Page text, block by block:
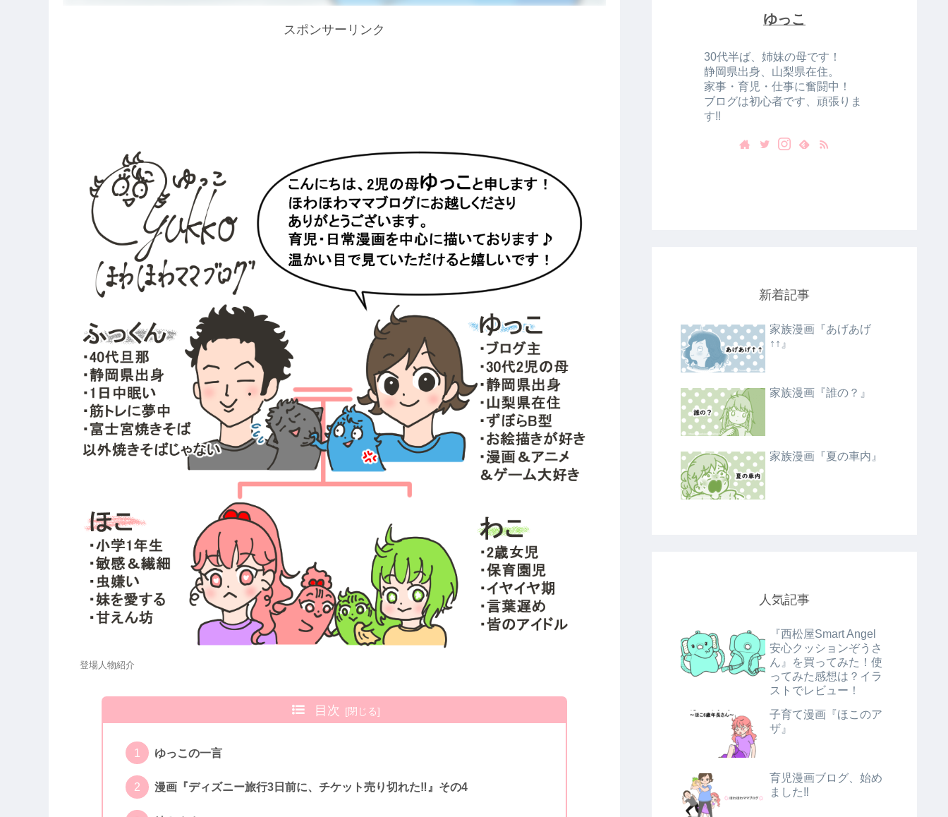
スポンサーリンク
登場人物紹介
目次
ゆっこの一言
漫画『ディズニー旅行3日前に、チケット売り切れた‼』その4
ゆっこ
30代半ば、姉妹の母です！
静岡県出身、山梨県在住。
家事・育児・仕事に奮闘中！
ブログは初心者です、頑張りま
す‼
新着記事
家族漫画『あげあげ
↑↑』
家族漫画『誰の？』
家族漫画『夏の車内』
人気記事
『西松屋Smart Angel
安心クッションぞうさ
ん』を買ってみた！使
ってみた感想は？イラ
ストでレビュー！
子育て漫画『ほこのア
ザ』
育児漫画ブログ、始め
ました‼